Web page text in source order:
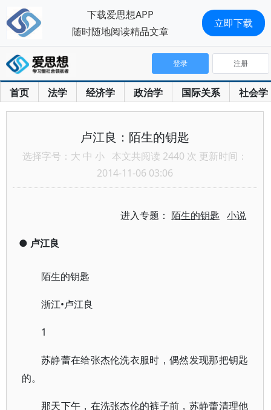
首页 法学 经济学 政治学 国际关系 社会学
登录 注册
卢江良：陌生的钥匙
选择字号： 大 中 小 本文共阅读 2440 次 更新时间：
2014-11-06 03:06
进入专题： 陌生的钥匙 小说
● 卢江良
陌生的钥匙
浙江•卢江良
1
苏静蕾在给张杰伦洗衣服时，偶然发现那把钥匙
的。
那天下午，在洗张杰伦的裤子前，苏静蕾清理他
下载爱思想APP
随时随地阅读精品文章
立即下载